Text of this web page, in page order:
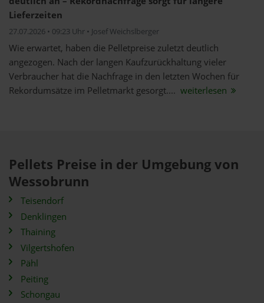
Lieferzeiten
27.07.2026 • 09:23 Uhr • Josef Weichslberger
Wie erwartet, haben die Pelletpreise zuletzt deutlich
angezogen. Nach der langen Kaufzurückhaltung vieler
Verbraucher hat die Nachfrage in den letzten Wochen für
Rekordumsätze im Pelletmarkt gesorgt.... weiterlesen
Pellets Preise in der Umgebung von
Wessobrunn
Teisendorf
Denklingen
Thaining
Vilgertshofen
Pähl
Peiting
Schongau